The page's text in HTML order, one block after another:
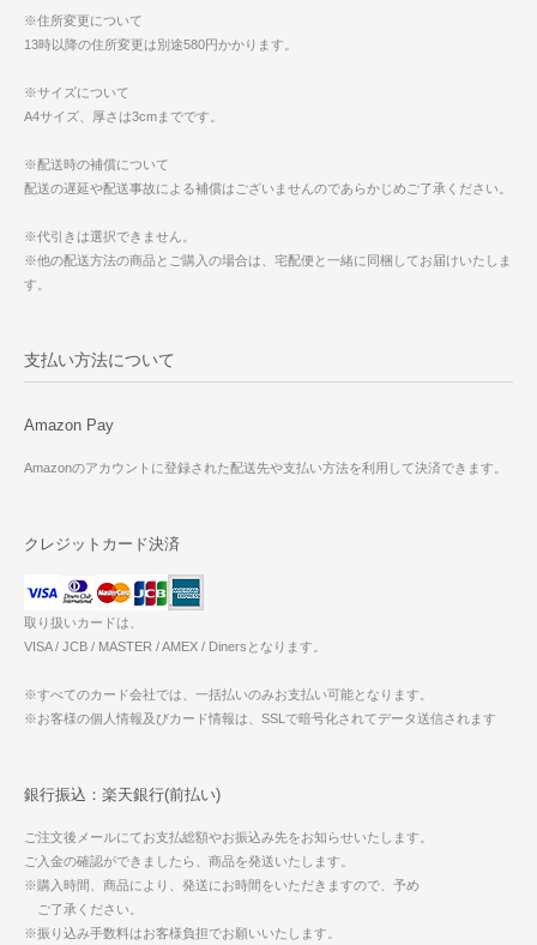
※住所変更について
13時以降の住所変更は別途580円かかります。
※サイズについて
A4サイズ、厚さは3cmまでです。
※配送時の補償について
配送の遅延や配送事故による補償はございませんのであらかじめご了承ください。
※代引きは選択できません。
※他の配送方法の商品とご購入の場合は、宅配便と一緒に同梱してお届けいたしま
す。
支払い方法について
Amazon Pay
Amazonのアカウントに登録された配送先や支払い方法を利用して決済できます。
クレジットカード決済
取り扱いカードは、
VISA / JCB / MASTER / AMEX / Dinersとなります。
※すべてのカード会社では、一括払いのみお支払い可能となります。
※お客様の個人情報及びカード情報は、SSLで暗号化されてデータ送信されます
銀行振込：楽天銀行(前払い)
ご注文後メールにてお支払総額やお振込み先をお知らせいたします。
ご入金の確認ができましたら、商品を発送いたします。
※購入時間、商品により、発送にお時間をいただきますので、予め
ご了承ください。
※振り込み手数料はお客様負担でお願いいたします。